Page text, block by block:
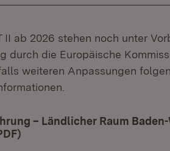
ab 2026 stehen noch unter
durch die Europäische
weiteren Anpassungen
– Ländlicher Raum